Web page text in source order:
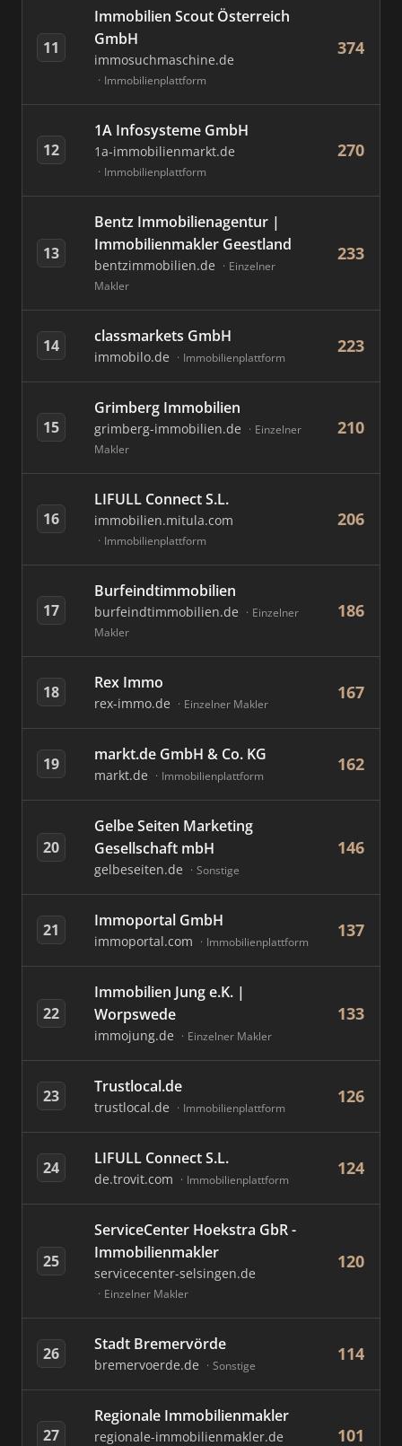
11
Immobilien Scout Österreich
GmbH
immosuchmaschine.de
Immobilienplattform
374
12
1A Infosysteme GmbH
1a-immobilienmarkt.de
Immobilienplattform
270
13
Bentz Immobilienagentur |
Immobilienmakler Geestland
bentzimmobilien.de
Einzelner
Makler
233
14 classmarkets GmbH
immobilo.de Immobilienplattform
223
15
Grimberg Immobilien
grimberg-immobilien.de
Einzelner
Makler
210
16
LIFULL Connect S.L.
immobilien.mitula.com
Immobilienplattform
206
17
Burfeindtimmobilien
burfeindtimmobilien.de
Einzelner
Makler
186
18 Rex Immo
rex-immo.de Einzelner Makler
167
19 markt.de GmbH & Co. KG
markt.de Immobilienplattform
162
20
Gelbe Seiten Marketing
Gesellschaft mbH
gelbeseiten.de Sonstige
146
21 Immoportal GmbH
immoportal.com Immobilienplattform
137
22
Immobilien Jung e.K. |
Worpswede
immojung.de Einzelner Makler
133
23 Trustlocal.de
trustlocal.de Immobilienplattform
126
24 LIFULL Connect S.L.
de.trovit.com Immobilienplattform
124
25
ServiceCenter Hoekstra GbR -
Immobilienmakler
servicecenter-selsingen.de
Einzelner Makler
120
26 Stadt Bremervörde
bremervoerde.de Sonstige
114
27
Regionale Immobilienmakler
regionale-immobilienmakler.de 101